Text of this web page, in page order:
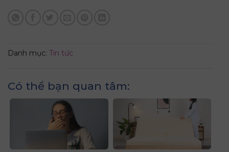
Danh mục: Tin tức
Có thể bạn quan tâm: